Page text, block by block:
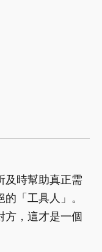
及時幫助真正需
「工具人」。
方，這才是一個